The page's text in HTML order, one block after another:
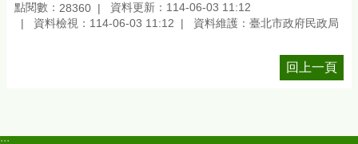
點閱數： 28360
資料更新：114-06-03 11:12
資料檢視：114-06-03 11:12
資料維護：臺北市政府民政局
回上一頁